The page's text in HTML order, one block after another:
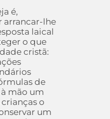
é,
arrancar-lhe
laical
o que
cristã:
de
mão um
o
um